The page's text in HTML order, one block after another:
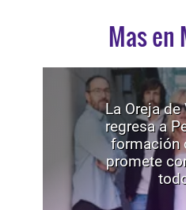
Mas en
La Oreja de
regresa a
formación
promete